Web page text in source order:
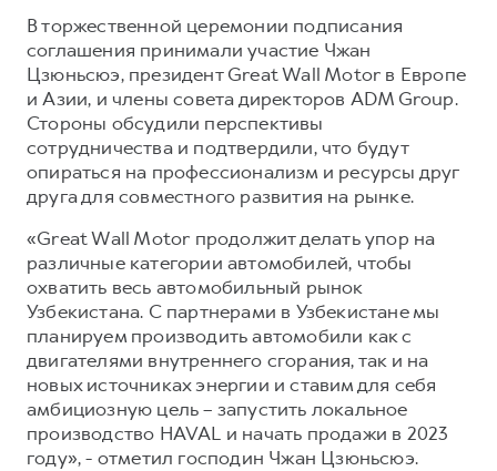
Автомобильные аксессуары
Коллекция CITY
Коллекция Базовая
Коллекция Детская
Коллекция Базовая
Коллекция Детская
В торжественной церемонии подписания
соглашения принимали участие Чжан
Цзюньсюэ, президент Great Wall Motor в Европе
и Азии, и члены совета директоров ADM Group.
Стороны обсудили перспективы
сотрудничества и подтвердили, что будут
опираться на профессионализм и ресурсы друг
друга для совместного развития на рынке.
«Great Wall Motor продолжит делать упор на
различные категории автомобилей, чтобы
охватить весь автомобильный рынок
Узбекистана. С партнерами в Узбекистане мы
планируем производить автомобили как с
двигателями внутреннего сгорания, так и на
новых источниках энергии и ставим для себя
амбициозную цель – запустить локальное
производство HAVAL и начать продажи в 2023
году», - отметил господин Чжан Цзюньсюэ.